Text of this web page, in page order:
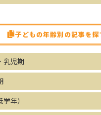
子どもの年齢別の記事を探
乳児期
年）